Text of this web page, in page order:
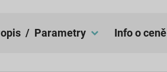
popis / Parametry Info o ceně